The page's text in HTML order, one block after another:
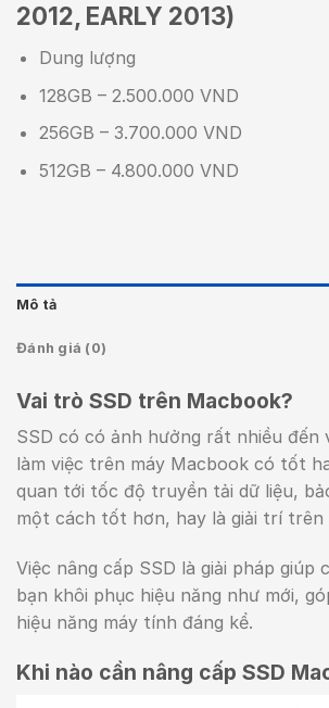
2012, EARLY 2013)
Dung lượng
128GB – 2.500.000 VND
256GB – 3.700.000 VND
512GB – 4.800.000 VND
Mô tả
Đánh giá (0)
Vai trò SSD trên Macbook?
SSD có có ảnh hưởng rất nhiều đến
làm việc trên máy Macbook có tốt
quan tới tốc độ truyền tải dữ liệu,
một cách tốt hơn, hay là giải trí trên
Việc nâng cấp SSD là giải pháp giúp
bạn khôi phục hiệu năng như mới,
hiệu năng máy tính đáng kể.
Khi nào cần nâng cấp SSD